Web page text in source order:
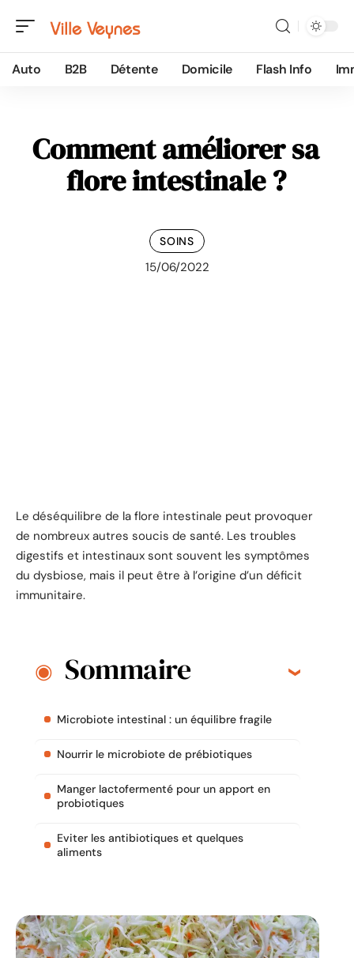
Auto B2B Détente Domicile Flash Info
Comment améliorer sa
flore intestinale ?
SOINS
15/06/2022
Le déséquilibre de la flore intestinale peut provoquer
de nombreux autres soucis de santé. Les troubles
digestifs et intestinaux sont souvent les symptômes
du dysbiose, mais il peut être à l’origine d’un déficit
immunitaire.
Sommaire
Microbiote intestinal : un équilibre fragile
Nourrir le microbiote de prébiotiques
Manger lactofermenté pour un apport en
probiotiques
Eviter les antibiotiques et quelques
aliments